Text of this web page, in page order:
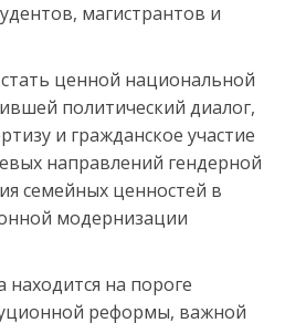
магистрантов и
ценной национальной
политический диалог,
и гражданское участие
направлений гендерной
семейных ценностей в
модернизации
находится на пороге
реформы, важной